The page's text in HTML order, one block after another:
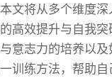
文将从多个维度
高效提升与自我
意志力的培养以
训练方法，帮助自